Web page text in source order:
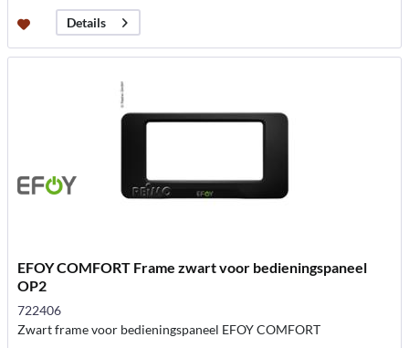
Details
EFOY COMFORT Frame zwart voor bedieningspaneel
OP2
722406
Zwart frame voor bedieningspaneel EFOY COMFORT